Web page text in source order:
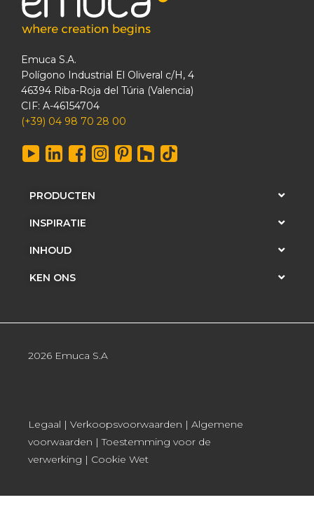
Emuca S.A.
Polígono Industrial El Oliveral c/H, 4
46394 Riba-Roja del Túria (Valencia)
CIF: A-46154704
(+39) 04 98 70 28 00
PRODUCTEN
INSPIRATIE
INHOUD
KEN ONS
2026 Emuca S.A
Legaal | Verkoopsvoorwaarden | Algemene
voorwaarden |Toestemming voor de
verwerking | Cookie Wet